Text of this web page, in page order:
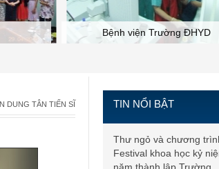
Bệnh viện Trường ĐHYD
DUNG TÂN TIẾN SĨ TIN NỔI BẬT
Thư ngỏ và chương
Festival khoa học kỷ